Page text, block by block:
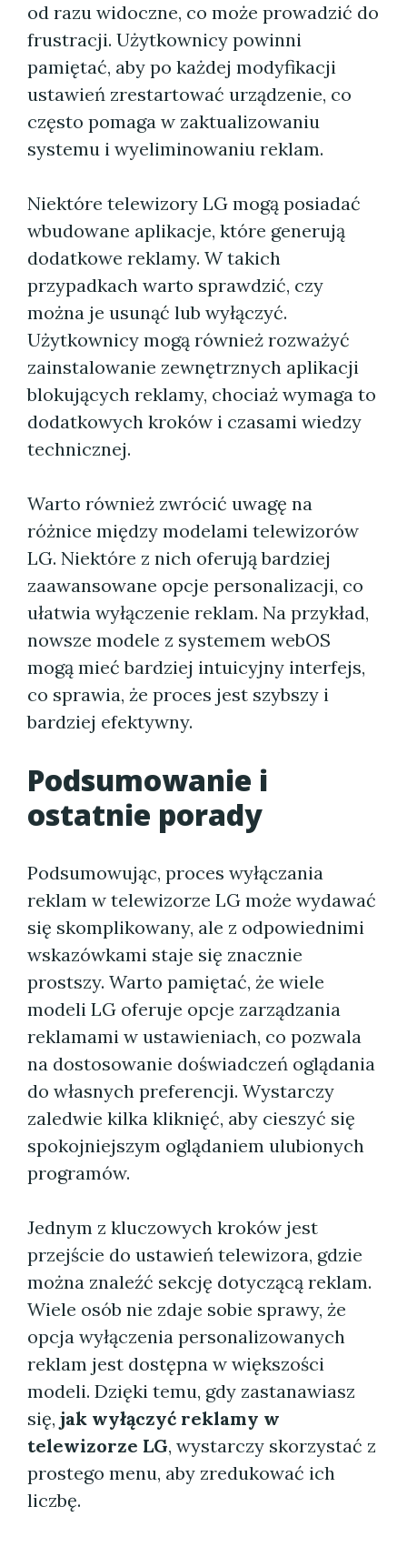
od razu widoczne, co może prowadzić do
frustracji. Użytkownicy powinni
pamiętać, aby po każdej modyfikacji
ustawień zrestartować urządzenie, co
często pomaga w zaktualizowaniu
systemu i wyeliminowaniu reklam.
Niektóre telewizory LG mogą posiadać
wbudowane aplikacje, które generują
dodatkowe reklamy. W takich
przypadkach warto sprawdzić, czy
można je usunąć lub wyłączyć.
Użytkownicy mogą również rozważyć
zainstalowanie zewnętrznych aplikacji
blokujących reklamy, chociaż wymaga to
dodatkowych kroków i czasami wiedzy
technicznej.
Warto również zwrócić uwagę na
różnice między modelami telewizorów
LG. Niektóre z nich oferują bardziej
zaawansowane opcje personalizacji, co
ułatwia wyłączenie reklam. Na przykład,
nowsze modele z systemem webOS
mogą mieć bardziej intuicyjny interfejs,
co sprawia, że proces jest szybszy i
bardziej efektywny.
Podsumowanie i
ostatnie porady
Podsumowując, proces wyłączania
reklam w telewizorze LG może wydawać
się skomplikowany, ale z odpowiednimi
wskazówkami staje się znacznie
prostszy. Warto pamiętać, że wiele
modeli LG oferuje opcje zarządzania
reklamami w ustawieniach, co pozwala
na dostosowanie doświadczeń oglądania
do własnych preferencji. Wystarczy
zaledwie kilka kliknięć, aby cieszyć się
spokojniejszym oglądaniem ulubionych
programów.
Jednym z kluczowych kroków jest
przejście do ustawień telewizora, gdzie
można znaleźć sekcję dotyczącą reklam.
Wiele osób nie zdaje sobie sprawy, że
opcja wyłączenia personalizowanych
reklam jest dostępna w większości
modeli. Dzięki temu, gdy zastanawiasz
się, jak wyłączyć reklamy w
telewizorze LG, wystarczy skorzystać z
prostego menu, aby zredukować ich
liczbę.